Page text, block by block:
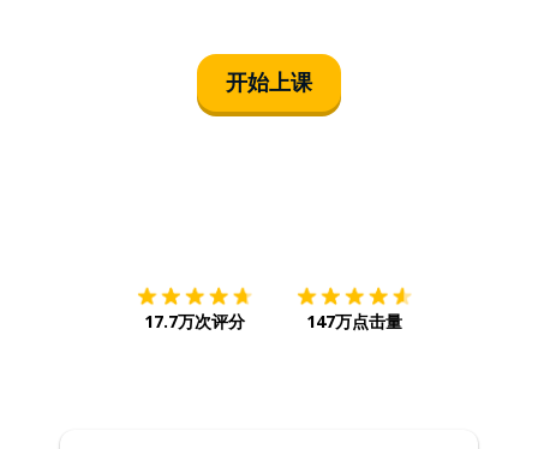
开始上课
17.7万次评分 147万点击量